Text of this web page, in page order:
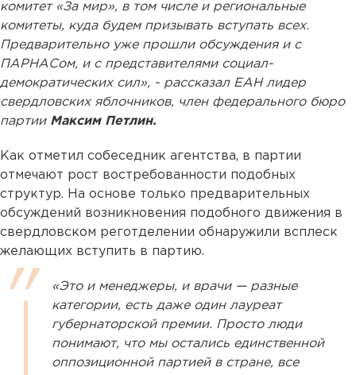
комитет «За мир», в том числе и региональные
комитеты, куда будем призывать вступать всех.
Предварительно уже прошли обсуждения и с
ПАРНАСом, и с представителями социал-
демократических сил», - рассказал ЕАН лидер
свердловских яблочников, член федерального бюро
партииМаксим Петлин.
Как отметил собеседник агентства, в партии
отмечают рост востребованности подобных
структур. На основе только предварительных
обсуждений возникновения подобного движения в
свердловском реготделении обнаружили всплеск
желающих вступить в партию.
«Это и менеджеры, и врачи — разные
категории, есть даже один лауреат
губернаторской премии. Просто люди
понимают, что мы остались единственной
оппозиционной партией в стране, все